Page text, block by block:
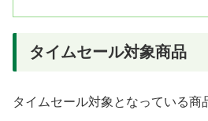
タイムセール対象商品
タイムセール対象となっている商